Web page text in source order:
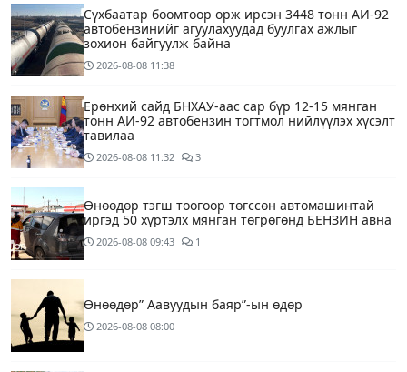
Сүхбаатар боомтоор орж ирсэн 3448 тонн АИ-92
автобензинийг агуулахуудад буулгах ажлыг
зохион байгуулж байна
2026-08-08 11:38
Ерөнхий сайд БНХАУ-аас сар бүр 12-15 мянган
тонн АИ-92 автобензин тогтмол нийлүүлэх хүсэлт
тавилаа
2026-08-08 11:32 3
Өнөөдөр тэгш тоогоор төгссөн автомашинтай
иргэд 50 хүртэлх мянган төгрөгөнд БЕНЗИН авна
2026-08-08 09:43 1
Өнөөдөр” Аавуудын баяр”-ын өдөр
2026-08-08 08:00